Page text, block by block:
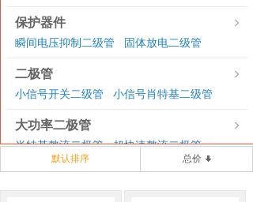
保护器件
瞬间电压抑制二级管 固体放电二级管
二极管
小信号开关二级管 小信号肖特基二级管
大功率二极管
肖特基整流二极管 | 超快速整流二极管
三极管
默认排序 总价